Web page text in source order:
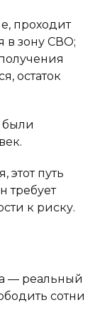
проходит
в зону СВО;
остаток
были
этот путь
требует
к риску.
— реальный
сотни